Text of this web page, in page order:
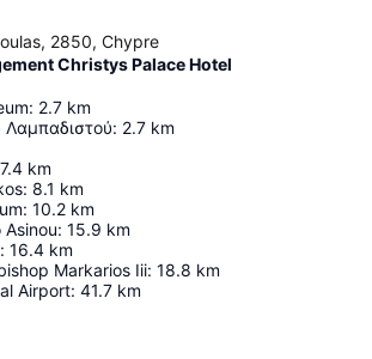
2850, Chypre
Christys Palace Hotel
: 2.7 km
Λαμπαδιστού: 2.7 km
7.4 km
: 8.1 km
: 10.2 km
Asinou: 15.9 km
: 16.4 km
Markarios Iii: 18.8 km
Airport: 41.7 km